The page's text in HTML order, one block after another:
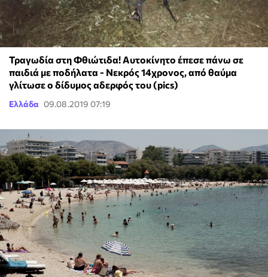
Τραγωδία στη Φθιώτιδα! Αυτοκίνητο έπεσε πάνω σε
παιδιά με ποδήλατα - Νεκρός 14χρονος, από θαύμα
γλίτωσε ο δίδυμος αδερφός του (pics)
Ελλάδα 09.08.2019 07:19